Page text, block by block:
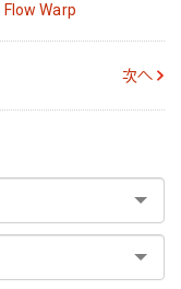
Flow Warp
次へ